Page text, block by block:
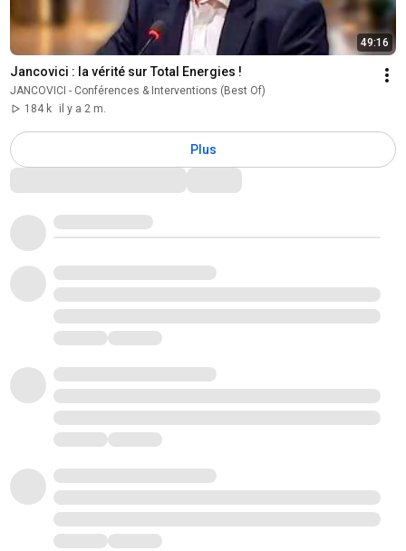
49:16
Jancovici : la vérité sur Total Energies !
JANCOVICI - Conférences & Interventions (Best Of)
184 k
il y a 2 m.
Plus